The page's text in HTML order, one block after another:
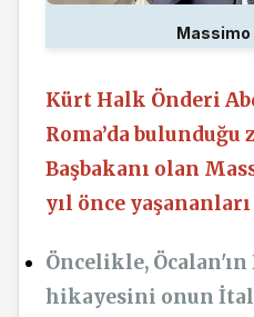
Massimo
Kürt Halk Önderi
Roma’da bulunduğu
Başbakanı olan
yıl önce
Öncelikle,
hikayesini onun